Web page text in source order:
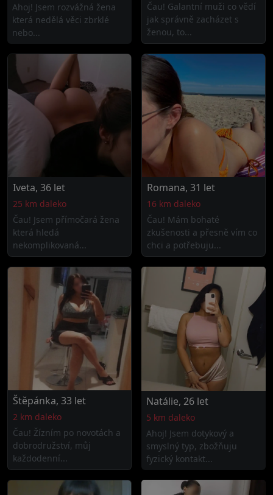
Ahoj! Jsem rozvážná žena
která nedělá věci zbrklé
nebo...
Čau! Galantní muži co vědí
jak správně zacházet s
ženou, to...
Iveta, 36 let
25 km daleko
Čau! Jsem přímočará žena
která hledá
nekomplikovaná...
Romana, 31 let
16 km daleko
Čau! Mám bohaté
zkušenosti a přesně vím co
chci a potřebuju...
Štěpánka, 33 let
2 km daleko
Čau! Žízním po novotách a
dobrodružství, můj
každodenní...
Natálie, 26 let
5 km daleko
Ahoj! Jsem dotykový a
smyslný typ, zbožňuju
fyzický kontakt...